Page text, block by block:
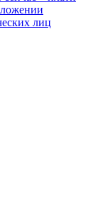
лиц